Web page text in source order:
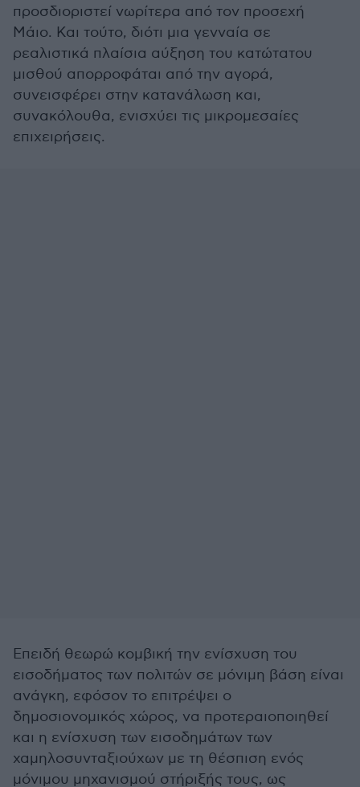
προσδιοριστεί νωρίτερα από τον προσεχή
Μάιο. Και τούτο, διότι μια γενναία σε
ρεαλιστικά πλαίσια αύξηση του κατώτατου
μισθού απορροφάται από την αγορά,
συνεισφέρει στην κατανάλωση και,
συνακόλουθα, ενισχύει τις μικρομεσαίες
επιχειρήσεις.
Επειδή θεωρώ κομβική την ενίσχυση του
εισοδήματος των πολιτών σε μόνιμη βάση είναι
ανάγκη, εφόσον το επιτρέψει ο
δημοσιονομικός χώρος, να προτεραιοποιηθεί
και η ενίσχυση των εισοδημάτων των
χαμηλοσυνταξιούχων με τη θέσπιση ενός
μόνιμου μηχανισμού στήριξής τους, ως